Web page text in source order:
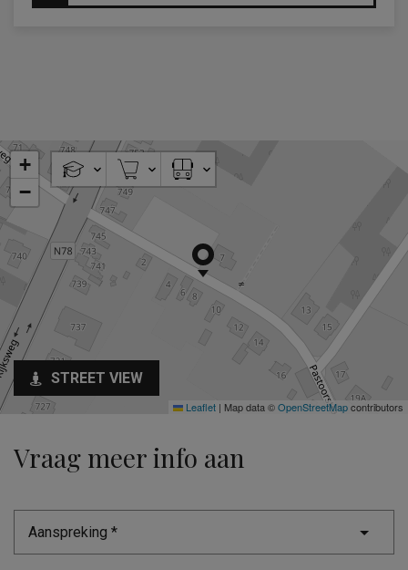
+
−
Leaflet | Map data ©OpenStreetMapcontributors
STREET VIEW
Vraag meer info aan
Aanspreking *